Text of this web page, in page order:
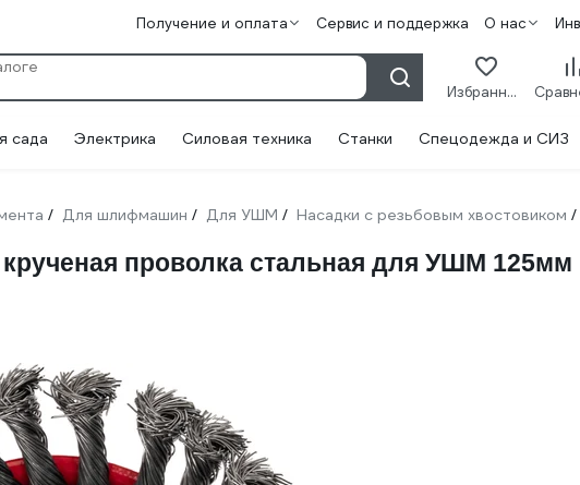
Получение и оплата Сервис и поддержка О нас
Избранное
сада Электрика Силовая техника Станки Спецодежда и СИЗ
/ Для шлифмашин / Для УШМ / Насадки с резьбовым хвостовиком /
проволка стальная для УШМ 125мм